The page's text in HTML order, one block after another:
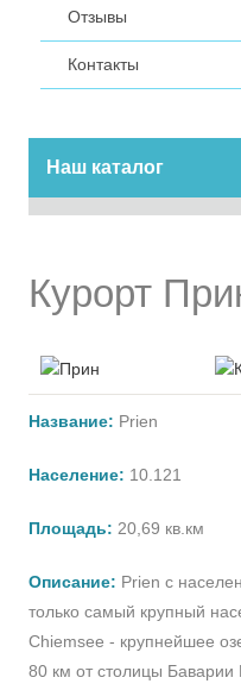
Отзывы
Контакты
Наш каталог
Курорт
Название: Prien
Население: 10.121
Площадь: 20,69 кв.км
Описание: Prien с
только самый крупный
Chiemsee - крупнейшее
80 км от столицы